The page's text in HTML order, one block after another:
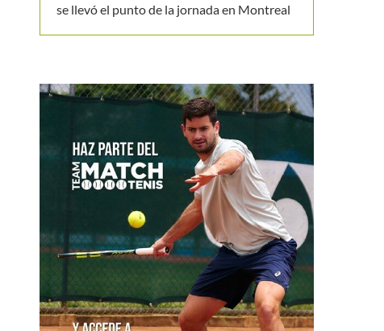
se llevó el punto de la jornada en Montreal